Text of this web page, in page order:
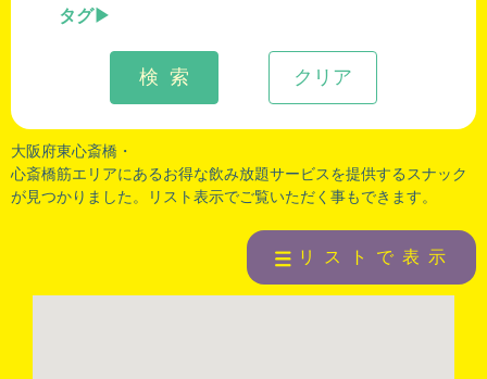
タグ
クリア
検 索
大阪府東心斎橋・
心斎橋筋エリアにあるお得な飲み放題サービスを提供するスナック
が見つかりました。リスト表示でご覧いただく事もできます。
リストで表示